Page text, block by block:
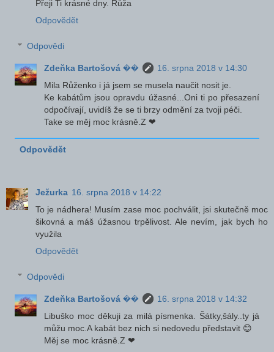
Přeji Ti krásné dny. Růža
Odpovědět
Odpovědi
Zdeňka Bartošová ��
16. srpna 2018 v 14:30
Mila Růženko i já jsem se musela naučit nosit je.
Ke kabátům jsou opravdu úžasné...Oni ti po přesazení
odpočívají, uvidíš že se ti brzy odmění za tvoji péči.
Take se měj moc krásně.Z ❤
Odpovědět
Ježurka 16. srpna 2018 v 14:22
To je nádhera! Musím zase moc pochválit, jsi skutečně moc
šikovná a máš úžasnou trpělivost. Ale nevím, jak bych ho
využila
Odpovědět
Odpovědi
Zdeňka Bartošová ��
16. srpna 2018 v 14:32
Libuško moc děkuji za milá písmenka. Šátky,šály..ty já
můžu moc.A kabát bez nich si nedovedu představit 😊
Měj se moc krásně.Z ❤